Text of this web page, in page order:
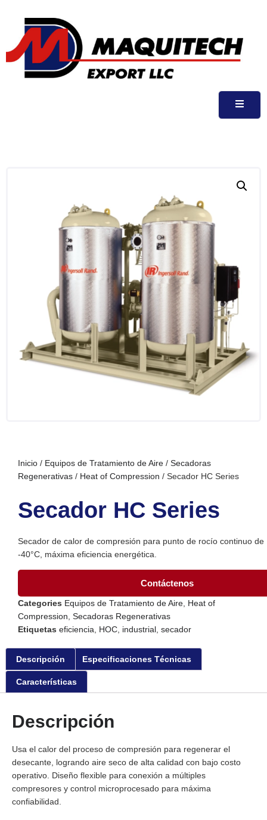
Inicio / Equipos de Tratamiento de Aire / Secadoras
Regenerativas / Heat of Compression / Secador HC Series
Secador HC Series
Secador de calor de compresión para punto de rocío continuo de
-40°C, máxima eficiencia energética.
Contáctenos
Categories Equipos de Tratamiento de Aire Heat of
Compression Secadoras Regenerativas
Etiquetas eficiencia HOC industrial secador
Descripción Especificaciones Técnicas
Características
Descripción
Usa el calor del proceso de compresión para regenerar el
desecante, logrando aire seco de alta calidad con bajo costo
operativo. Diseño flexible para conexión a múltiples
compresores y control microprocesado para máxima
confiabilidad.